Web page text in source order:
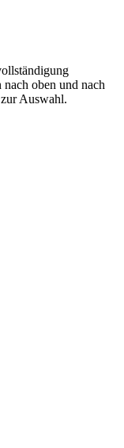
oben und nach
Auswahl.